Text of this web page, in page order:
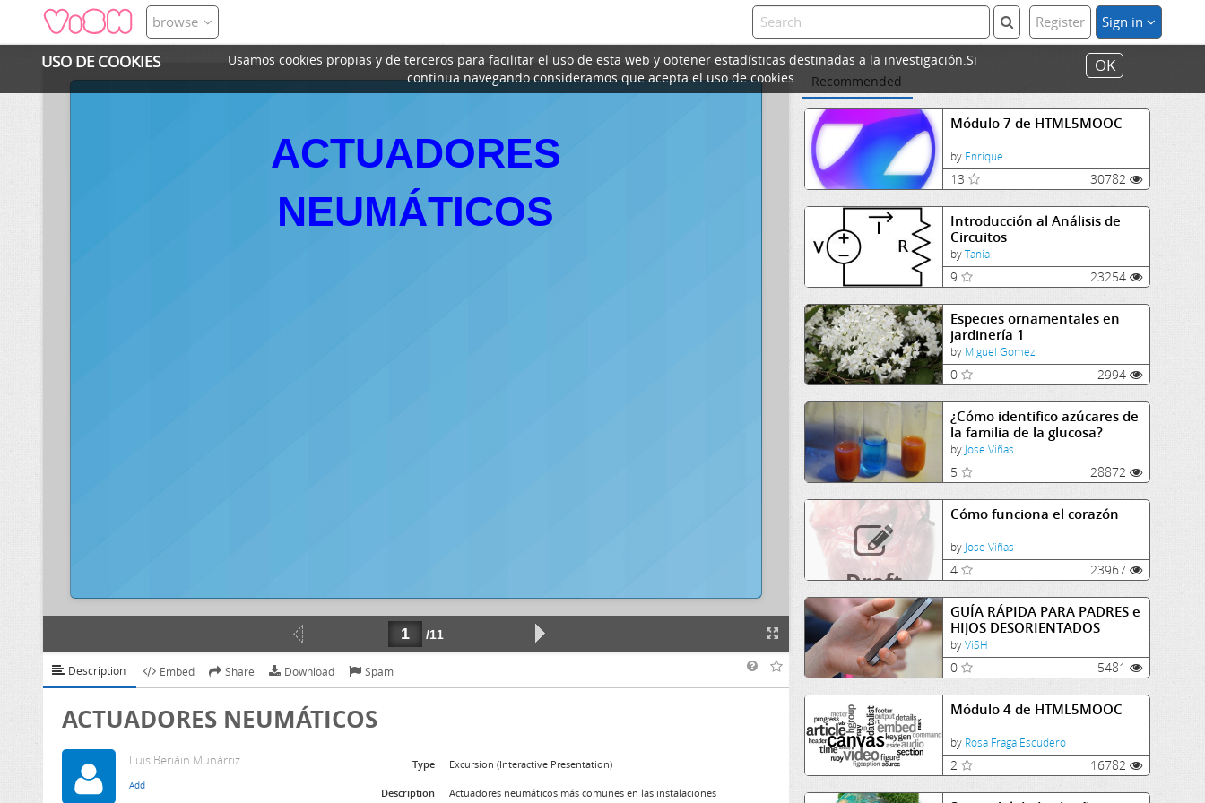
USO DE COOKIES
Usamos cookies propias y de terceros para facilitar el uso de esta web y obtener estadísticas destinadas a la investigación.Si
continua navegando consideramos que acepta el uso de cookies.
OK
browse Register Sign in
Recommended
Módulo 7 de HTML5MOOC
by Enrique
13 30782
Introducción al Análisis de
Circuitos
byTania
9 23254
Especies ornamentales en
jardinería 1
by Miguel Gomez
0 2994
¿Cómo identifico azúcares de
la familia de la glucosa?
Identificación de azúcares
reductores
by Jose Viñas
5 28872
Draft
Cómo funciona el corazón
by Jose Viñas
4 23967
GUÍA RÁPIDA PARA PADRES e
HIJOS DESORIENTADOS
byViSH
0 5481
Módulo 4 de HTML5MOOC
by Rosa Fraga Escudero
2 16782
Description Embed Share Download Spam
ACTUADORES NEUMÁTICOS
Luis Beriáin Munárriz Type Excursion (Interactive Presentation)
Description
Actuadores neumáticos más comunes en las instalaciones